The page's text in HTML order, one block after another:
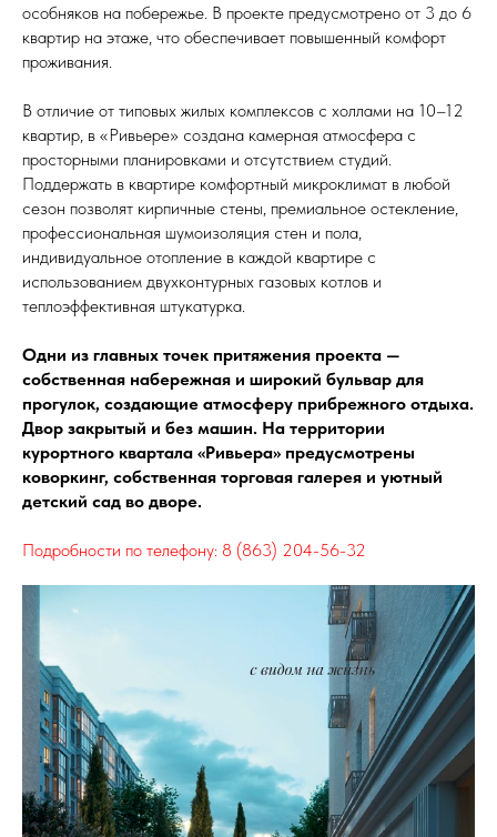
особняков на побережье. В проекте предусмотрено от 3 до 6
квартир на этаже, что обеспечивает повышенный комфорт
проживания.
В отличие от типовых жилых комплексов с холлами на 10–12
квартир, в «Ривьере» создана камерная атмосфера с
просторными планировками и отсутствием студий.
Поддержать в квартире комфортный микроклимат в любой
сезон позволят кирпичные стены, премиальное остекление,
профессиональная шумоизоляция стен и пола,
индивидуальное отопление в каждой квартире с
использованием двухконтурных газовых котлов и
теплоэффективная штукатурка.
Одни из главных точек притяжения проекта —
собственная набережная и широкий бульвар для
прогулок, создающие атмосферу прибрежного отдыха.
Двор закрытый и без машин. На территории
курортного квартала «Ривьера» предусмотрены
коворкинг, собственная торговая галерея и уютный
детский сад во дворе.
Подробности по телефону: 8 (863) 204-56-32